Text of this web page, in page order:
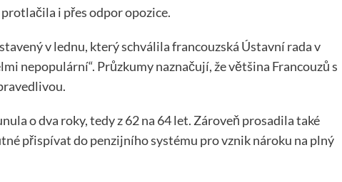
i přes odpor opozice.
v lednu, který schválila francouzská Ústavní rada v
nepopulární“. Průzkumy naznačují, že většina Francouzů s
o dva roky, tedy z 62 na 64 let. Zároveň prosadila také
přispívat do penzijního systému pro vznik nároku na plný